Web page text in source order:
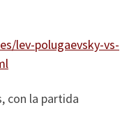
lev-polugaevsky-vs-
con la partida